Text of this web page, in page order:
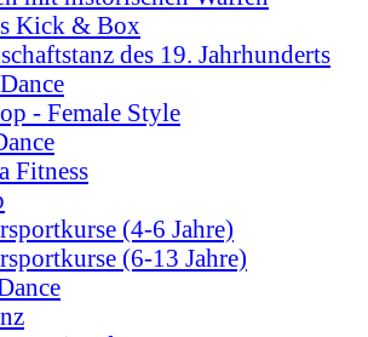
Kick & Box
des 19. Jahrhunderts
- Female Style
Fitness
(4-6 Jahre)
(6-13 Jahre)